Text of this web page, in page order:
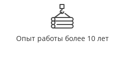
Опыт работы более 10 лет